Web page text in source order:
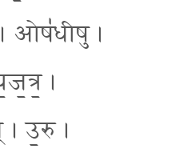
ओष॑धीषु ।
।
। उ॒रु ।